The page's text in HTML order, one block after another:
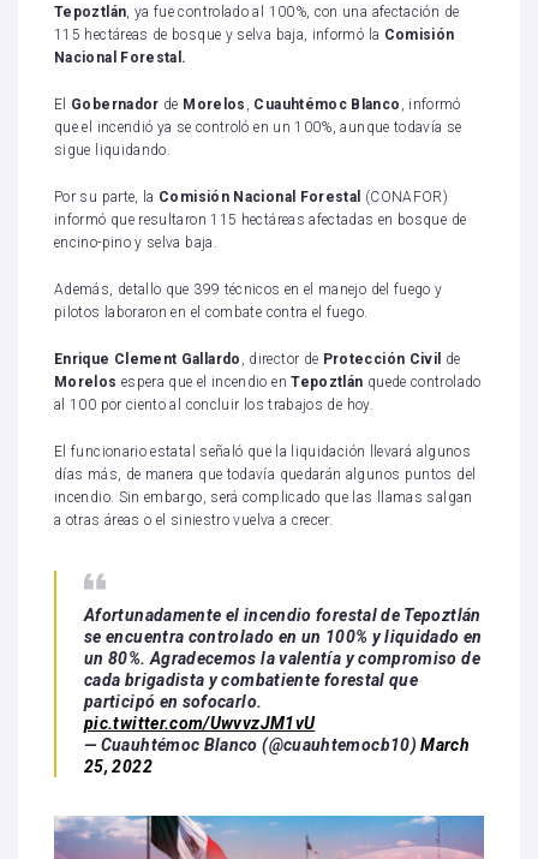
Tepoztlán, ya fue controlado al 100%, con una afectación de
115 hectáreas de bosque y selva baja, informó la Comisión
Nacional Forestal.
El Gobernador de Morelos , Cuauhtémoc Blanco , informó
que el incendió ya se controló en un 100%, aunque todavía se
sigue liquidando.
Por su parte, la Comisión Nacional Forestal (CONAFOR)
informó que resultaron 115 hectáreas afectadas en bosque de
encino-pino y selva baja.
Además, detallo que 399 técnicos en el manejo del fuego y
pilotos laboraron en el combate contra el fuego.
Enrique Clement Gallardo , director de Protección Civil de
Morelos espera que el incendio enTepoztlán quede controlado
al 100 por ciento al concluir los trabajos de hoy.
El funcionario estatal señaló que la liquidación llevará algunos
días más, de manera que todavía quedarán algunos puntos del
incendio. Sin embargo, será complicado que las llamas salgan
a otras áreas o el siniestro vuelva a crecer.
Afortunadamente el incendio forestal de Tepoztlán
se encuentra controlado en un 100% y liquidado en
un 80%. Agradecemos la valentía y compromiso de
cada brigadista y combatiente forestal que
participó en sofocarlo.
pic.twitter.com/UwvvzJM1vU
— Cuauhtémoc Blanco (@cuauhtemocb10)March
25, 2022